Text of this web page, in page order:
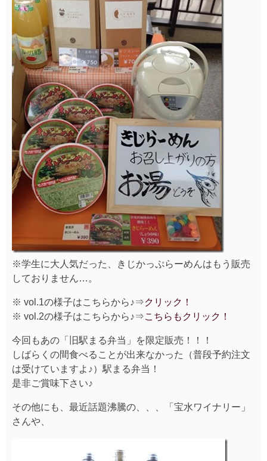
※学生に大人気だった、きじかっぷらーめんはもう販売
しておりません…。
※ vol.1の様子はこちらから♪⇒クリック！
※ vol.2の様子はこちらから♪⇒こちらもクリック！
今回もあの「旧駅まる弁当」を限定販売！！！
しばらくの間食べることが出来なかった（普段予約注文
は受けていますよ♪）駅まる弁当！
是非ご賞味下さい♪
その他にも、最近話題沸騰の、、、「宝水ワイナリー」
さんや、